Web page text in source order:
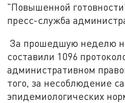
"Повышенной
пресс-служба
За прошедшую неделю
составили 1096
административном
того, за несоблюдение
эпидемиологических